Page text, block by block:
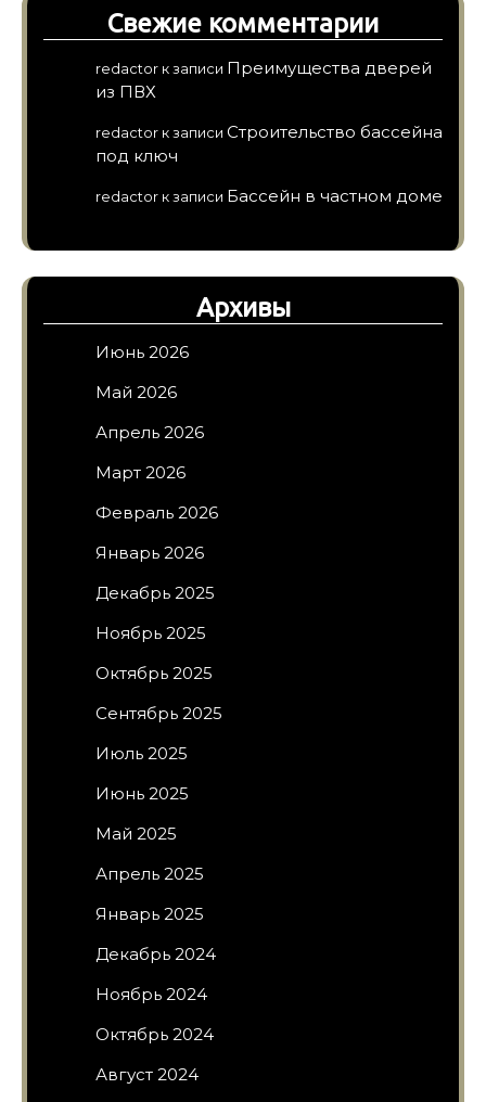
Свежие комментарии
redactor к записи Преимущества дверей
из ПВХ
redactor к записи Строительство бассейна
под ключ
redactor к записи Бассейн в частном доме
Архивы
Июнь 2026
Май 2026
Апрель 2026
Март 2026
Февраль 2026
Январь 2026
Декабрь 2025
Ноябрь 2025
Октябрь 2025
Сентябрь 2025
Июль 2025
Июнь 2025
Май 2025
Апрель 2025
Январь 2025
Декабрь 2024
Ноябрь 2024
Октябрь 2024
Август 2024